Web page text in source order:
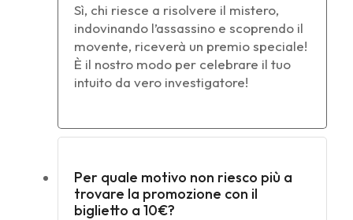
Sì, chi riesce a risolvere il mistero,
indovinando l’assassino e scoprendo il
movente, riceverà un premio speciale!
È il nostro modo per celebrare il tuo
intuito da vero investigatore!
Per quale motivo non riesco più a
trovare la promozione con il
biglietto a 10€?